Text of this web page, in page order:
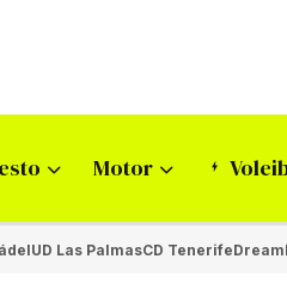
Motor
UD Las PalmasCD Tenerife